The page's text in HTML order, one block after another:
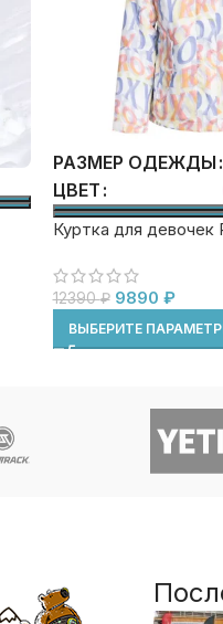
РАЗМЕР ОДЕЖДЫ
ЦВЕТ
Куртка для девочек
12390₽ 9890 ₽
ВЫБЕРИТЕ